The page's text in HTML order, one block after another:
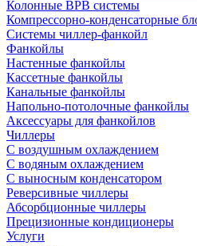
Колонные ВРВ системы
Компрессорно-конденсаторные
Системы чиллер-фанкойл
Фанкойлы
Настенные фанкойлы
Кассетные фанкойлы
Канальные фанкойлы
Напольно-потолочные фанкойлы
Аксессуары для фанкойлов
Чиллеры
С воздушным охлаждением
С водяным охлаждением
С выносным конденсатором
Реверсивные чиллеры
Абсорбционные чиллеры
Прецизионные кондиционеры
Услуги